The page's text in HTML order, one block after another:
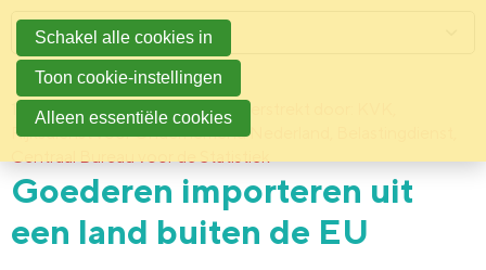
12 mei 2017 Deze informatie is verstrekt door: KVK,
Rijksdienst voor Ondernemend Nederland, Belastingdienst,
Centraal Bureau voor de Statistiek
Goederen importeren uit
een land buiten de EU
Menu
Schakel alle cookies in
Toon cookie-instellingen
Alleen essentiële cookies